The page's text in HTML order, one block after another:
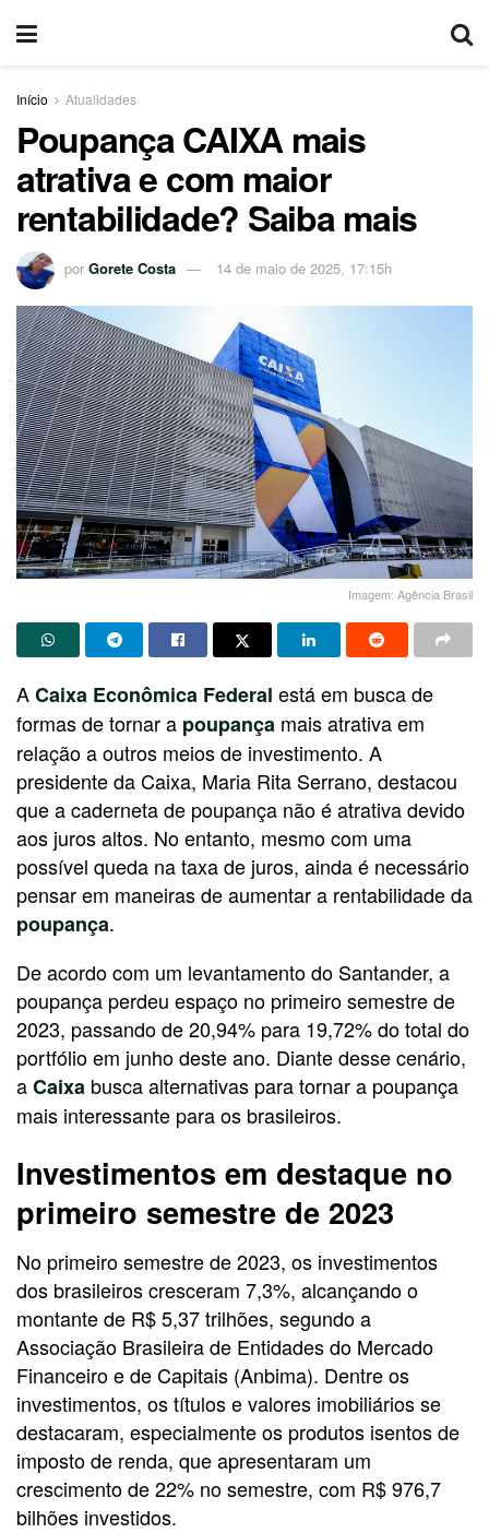
Início Atualidades
Poupança CAIXA mais
atrativa e com maior
rentabilidade? Saiba mais
por Gorete Costa 14 de maio de 2025, 17:15h
Imagem: Agência Brasil
ACaixa Econômica Federal está em busca de
formas de tornar a poupança mais atrativa em
relação a outros meios de investimento. A
presidente da Caixa, Maria Rita Serrano, destacou
que a caderneta de poupança não é atrativa devido
aos juros altos. No entanto, mesmo com uma
possível queda na taxa de juros, ainda é necessário
pensar em maneiras de aumentar a rentabilidade da
poupança.
De acordo com um levantamento do Santander, a
poupança perdeu espaço no primeiro semestre de
2023, passando de 20,94% para 19,72% do total do
portfólio em junho deste ano. Diante desse cenário,
aCaixa busca alternativas para tornar a poupança
mais interessante para os brasileiros.
Investimentos em destaque no
primeiro semestre de 2023
No primeiro semestre de 2023, os investimentos
dos brasileiros cresceram 7,3%, alcançando o
montante de R$ 5,37 trilhões, segundo a
Associação Brasileira de Entidades do Mercado
Financeiro e de Capitais (Anbima). Dentre os
investimentos, os títulos e valores imobiliários se
destacaram, especialmente os produtos isentos de
imposto de renda, que apresentaram um
crescimento de 22% no semestre, com R$ 976,7
bilhões investidos.